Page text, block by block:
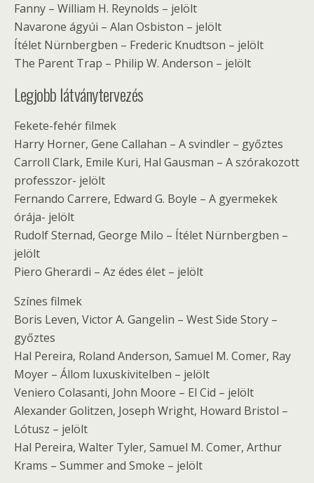
Fanny – William H. Reynolds – jelölt
Navarone ágyúi – Alan Osbiston – jelölt
Ítélet Nürnbergben – Frederic Knudtson – jelölt
The Parent Trap – Philip W. Anderson – jelölt
Legjobb látványtervezés
Fekete-fehér filmek
Harry Horner, Gene Callahan – A svindler – győztes
Carroll Clark, Emile Kuri, Hal Gausman – A szórakozott
professzor- jelölt
Fernando Carrere, Edward G. Boyle – A gyermekek
órája- jelölt
Rudolf Sternad, George Milo – Ítélet Nürnbergben –
jelölt
Piero Gherardi – Az édes élet – jelölt
Színes filmek
Boris Leven, Victor A. Gangelin – West Side Story –
győztes
Hal Pereira, Roland Anderson, Samuel M. Comer, Ray
Moyer – Állom luxuskivitelben – jelölt
Veniero Colasanti, John Moore – El Cid – jelölt
Alexander Golitzen, Joseph Wright, Howard Bristol –
Lótusz – jelölt
Hal Pereira, Walter Tyler, Samuel M. Comer, Arthur
Krams – Summer and Smoke – jelölt